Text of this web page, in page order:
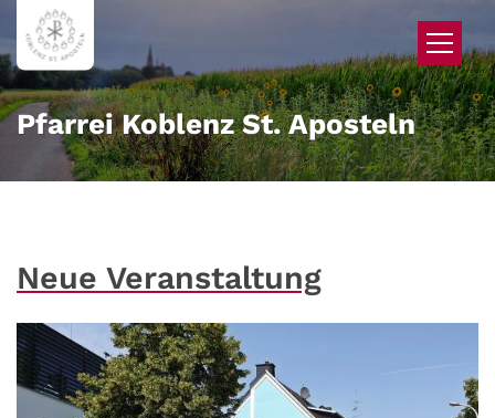
Zum Inhalt springen
Pfarrei Koblenz St. Aposteln
Neue Veranstaltung